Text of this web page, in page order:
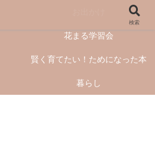
花まる学習会
賢く育てたい！ためになった本
暮らし
検索